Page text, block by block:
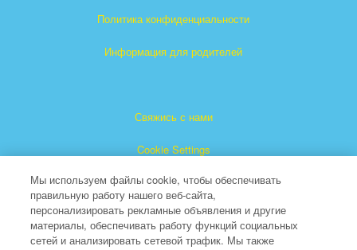
Политика конфиденциальности
Информация для родителей
Свяжись с нами
Cookie Settings
Мы используем файлы cookie, чтобы обеспечивать
правильную работу нашего веб-сайта,
персонализировать рекламные объявления и другие
материалы, обеспечивать работу функций социальных
сетей и анализировать сетевой трафик. Мы также